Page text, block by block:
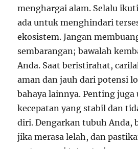
menghargai alam. Selalu
ada untuk menghindari
ekosistem. Jangan
sembarangan; bawalah
Anda. Saat beristirahat,
aman dan jauh dari potensi
bahaya lainnya. Penting
kecepatan yang stabil dan
diri. Dengarkan tubuh Anda,
jika merasa lelah, dan